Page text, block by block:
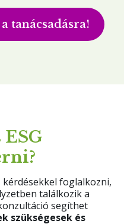
tanácsadásra!
kérdésekkel foglalkozni,
találkozik a
segíthet
szükségesek és